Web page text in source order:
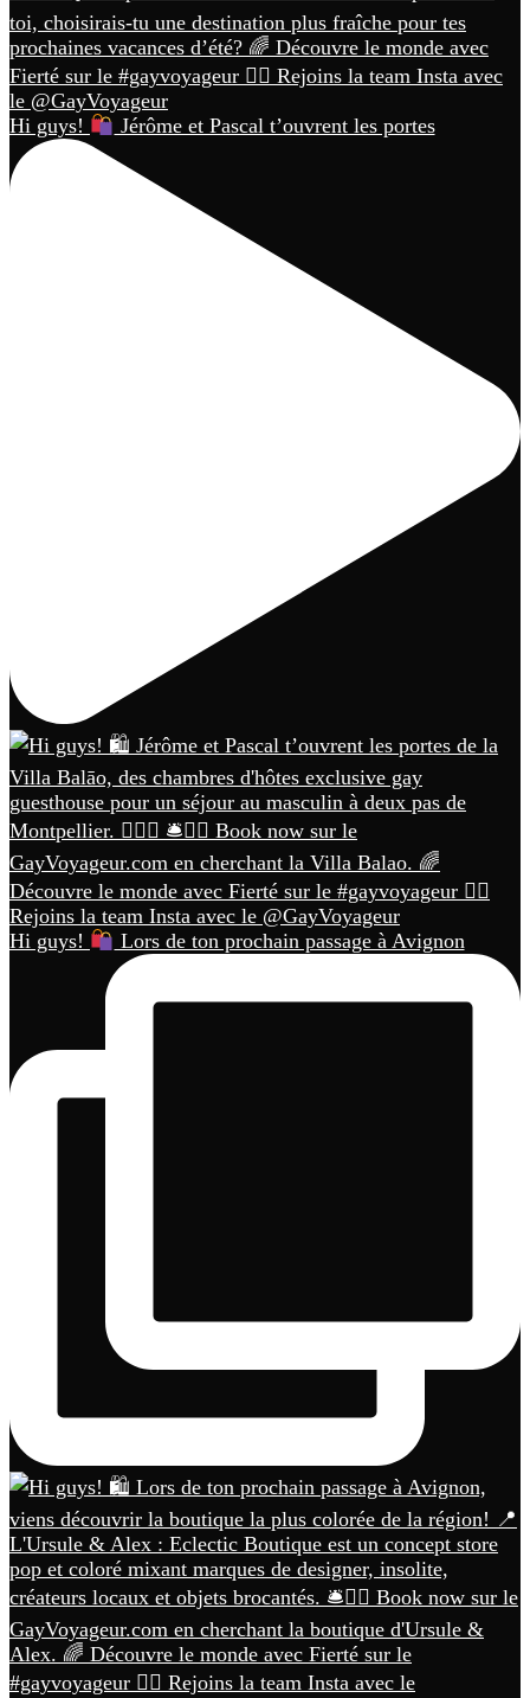
Hi guys! Jérôme et Pascal t’ouvrent les portes
Hi guys! Lors de ton prochain passage à Avignon